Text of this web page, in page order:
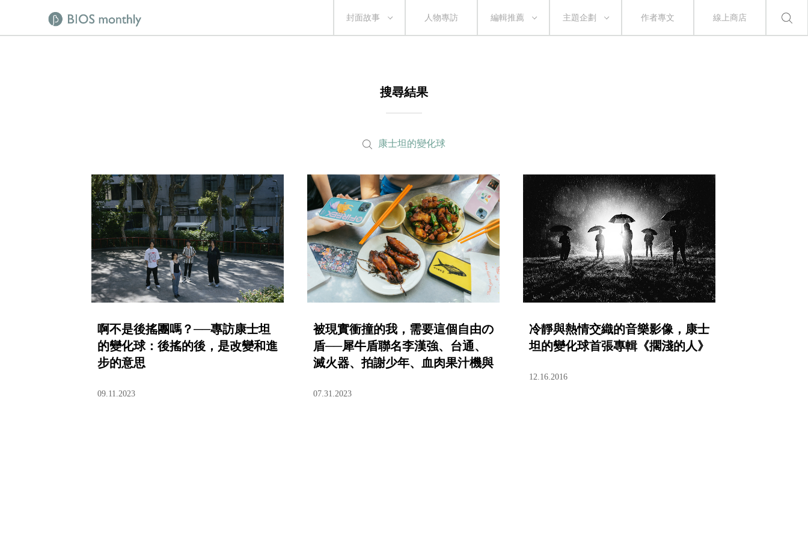
封面故事 人物專訪 編輯推薦 主題企劃 作者專文 線上商店
搜尋結果
康士坦的變化球
啊不是後搖團嗎？──專訪康士坦
的變化球：後搖的後，是改變和進
步的意思
09.11.2023
被現實衝撞的我，需要這個自由の
盾──犀牛盾聯名李漢強、台通、
滅火器、拍謝少年、血肉果汁機與
07.31.2023
冷靜與熱情交織的音樂影像，康士
坦的變化球首張專輯《擱淺的人》
12.16.2016